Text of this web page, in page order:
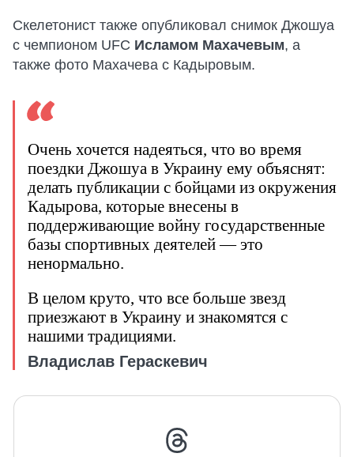
Скелетонист также опубликовал снимок Джошуа
с чемпионом UFC Исламом Махачевым, а
также фото Махачева с Кадыровым.
Очень хочется надеяться, что во время
поездки Джошуа в Украину ему объяснят:
делать публикации с бойцами из окружения
Кадырова, которые внесены в
поддерживающие войну государственные
базы спортивных деятелей — это
ненормально.
В целом круто, что все больше звезд
приезжают в Украину и знакомятся с
нашими традициями.
Владислав Гераскевич